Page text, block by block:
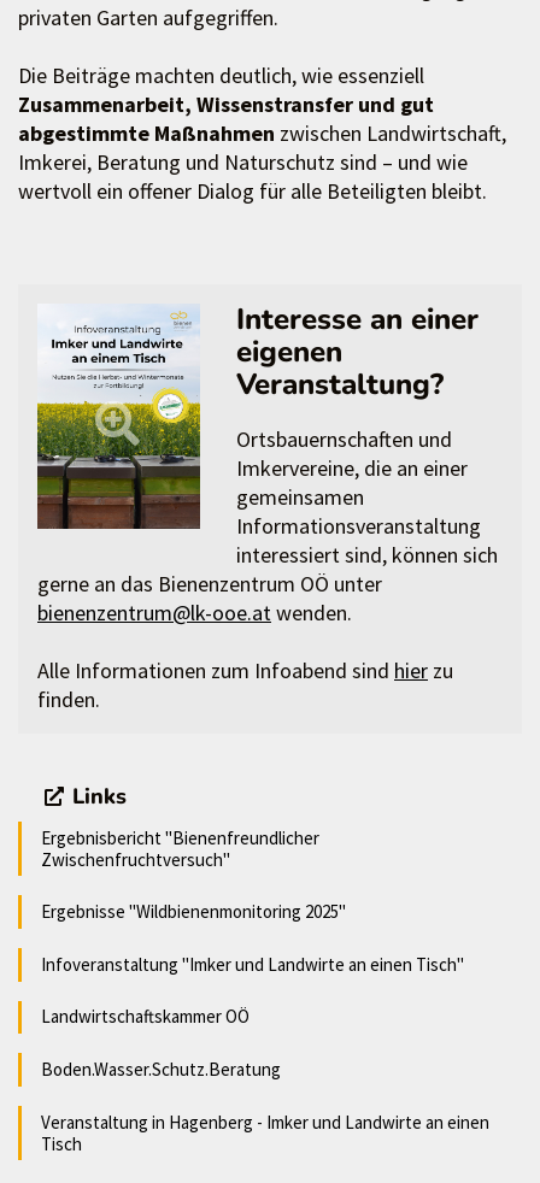
privaten Garten aufgegriffen.
Die Beiträge machten deutlich, wie essenziell
Zusammenarbeit, Wissenstransfer und gut
abgestimmte Maßnahmen zwischen Landwirtschaft,
Imkerei, Beratung und Naturschutz sind – und wie
wertvoll ein offener Dialog für alle Beteiligten bleibt.
Interesse an einer
eigenen
Veranstaltung?
Ortsbauernschaften und
Imkervereine, die an einer
gemeinsamen
Informationsveranstaltung
interessiert sind, können sich
gerne an das Bienenzentrum OÖ unter
bienenzentrum@lk-ooe.atwenden.
Alle Informationen zum Infoabend sind hier zu
finden.
Links
Ergebnisbericht "Bienenfreundlicher
Zwischenfruchtversuch"
Ergebnisse "Wildbienenmonitoring 2025"
Infoveranstaltung "Imker und Landwirte an einen Tisch"
Landwirtschaftskammer OÖ
Boden.Wasser.Schutz.Beratung
Veranstaltung in Hagenberg - Imker und Landwirte an einen
Tisch